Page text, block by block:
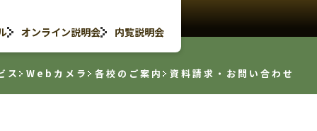
オンライン説明会 内覧説明会
ス Webカメラ 各校のご案内 資料請求・お問い合わせ